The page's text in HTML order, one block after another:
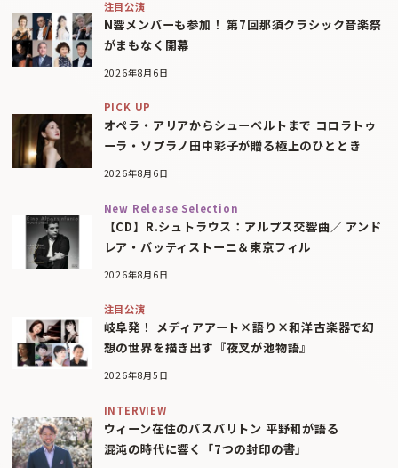
注目公演
N響メンバーも参加！ 第7回那須クラシック音楽祭
がまもなく開幕
2026年8月6日
PICK UP
オペラ・アリアからシューベルトまで コロラトゥ
ーラ・ソプラノ田中彩子が贈る極上のひととき
2026年8月6日
New Release Selection
【CD】R.シュトラウス：アルプス交響曲／ アンド
レア・バッティストーニ＆東京フィル
2026年8月6日
注目公演
岐阜発！ メディアアート×語り×和洋古楽器で幻
想の世界を描き出す『夜叉が池物語』
2026年8月5日
INTERVIEW
ウィーン在住のバスバリトン 平野和が語る
混沌の時代に響く「7つの封印の書」